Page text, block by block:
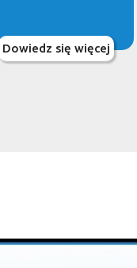
Dowiedz się więcej